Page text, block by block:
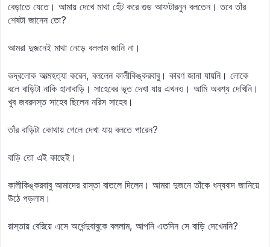
বেড়াতে যেতে। আমায় দেখে মাথা হেঁট করে গুড আফটারনুন বলতেন। তবে তাঁর
শেষটা জানেন তো?
আমরা দুজনেই মাথা নেড়ে বললাম জানি না।
ভদ্রলোক আত্মহত্যা করেন, বললেন কালীকিঙ্করবাবু। কারণ জানা যায়নি। লোকে
বলে বাড়িটা নাকি হানাবাড়ি। সাহেবের ভূত দেখা যায় এখনও। আমি অবশ্য দেখিনি।
খুব জবরদস্ত সাহেব ছিলেন নরিস সাহেব।
তাঁর বাড়িটা কোথায় গেলে দেখা যায় বলতে পারেন?
বাড়ি তো এই কাছেই।
কালীকিঙ্করবাবু আমাদের রাস্তা বাতলে দিলেন। আমরা দুজনে তাঁকে ধন্যবাদ জানিয়ে
উঠে পড়লাম।
রাস্তায় বেরিয়ে এসে অর্ধেন্দুবাবুকে বললাম, আপনি এতদিন সে বাড়ি দেখেননি?